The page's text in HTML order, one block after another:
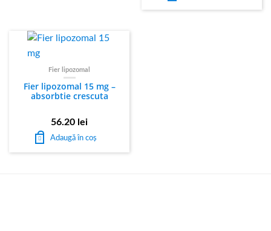
Fier lipozomal
Fier lipozomal 15 mg –
absorbtie crescuta
56.20 lei
Adaugă în coș